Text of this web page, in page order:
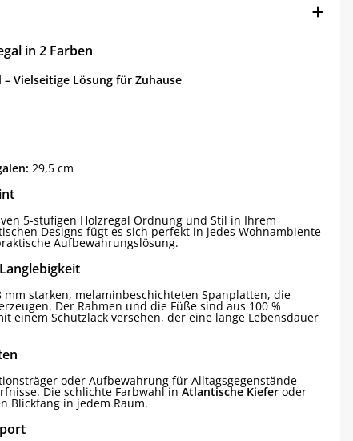
in 2 Farben
Vielseitige Lösung für Zuhause
29,5 cm
5-stufigen Holzregal Ordnung und Stil in Ihrem
Designs fügt es sich perfekt in jedes Wohnambiente
Aufbewahrungslösung.
mm starken, melaminbeschichteten Spanplatten, die
Der Rahmen und die Füße sind aus 100 %
einem Schutzlack versehen, der eine lange Lebensdauer
oder Aufbewahrung für Alltagsgegenstände –
Die schlichte Farbwahl in Atlantische Kiefer oder
Blickfang in jedem Raum.